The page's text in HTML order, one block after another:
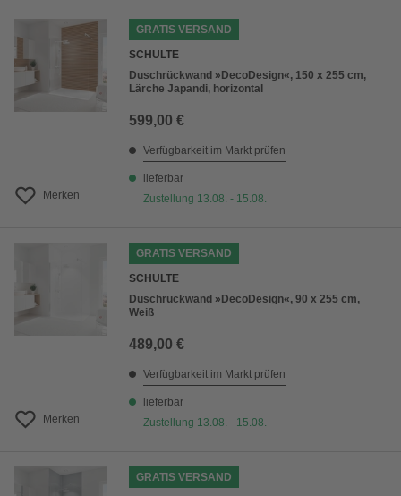
Merken
GRATIS VERSAND
SCHULTE
Duschrückwand »DecoDesign«, 150 x 255 cm,
Lärche Japandi, horizontal
599,00 €
Verfügbarkeit im Markt prüfen
lieferbar
Zustellung 13.08. - 15.08.
Merken
GRATIS VERSAND
SCHULTE
Duschrückwand »DecoDesign«, 90 x 255 cm,
Weiß
489,00 €
Verfügbarkeit im Markt prüfen
lieferbar
Zustellung 13.08. - 15.08.
GRATIS VERSAND